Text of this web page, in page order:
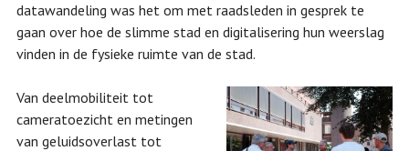
datawandeling was het om met raadsleden in gesprek te
gaan over hoe de slimme stad en digitalisering hun weerslag
vinden in de fysieke ruimte van de stad.
Van deelmobiliteit tot
cameratoezicht en metingen
van geluidsoverlast tot